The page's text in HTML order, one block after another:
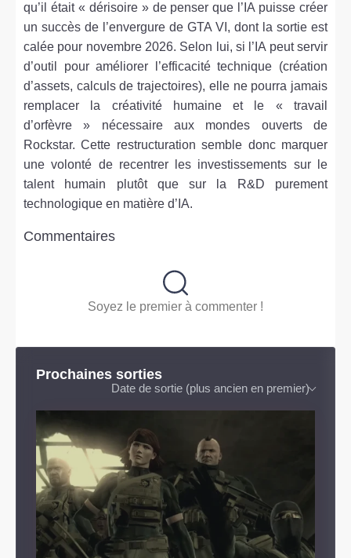
qu’il était « dérisoire » de penser que l’IA puisse créer
un succès de l’envergure de GTA VI, dont la sortie est
calée pour novembre 2026. Selon lui, si l’IA peut servir
d’outil pour améliorer l’efficacité technique (création
d’assets, calculs de trajectoires), elle ne pourra jamais
remplacer la créativité humaine et le « travail
d’orfèvre » nécessaire aux mondes ouverts de
Rockstar. Cette restructuration semble donc marquer
une volonté de recentrer les investissements sur le
talent humain plutôt que sur la R&D purement
technologique en matière d’IA.
Commentaires
Soyez le premier à commenter !
Prochaines sorties
Date de sortie (plus ancien en premier)